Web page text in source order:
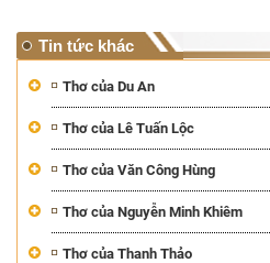
Tin tức khác
Thơ của Du An
Thơ của Lê Tuấn Lộc
Thơ của Văn Công Hùng
Thơ của Nguyễn Minh Khiêm
Thơ của Thanh Thảo